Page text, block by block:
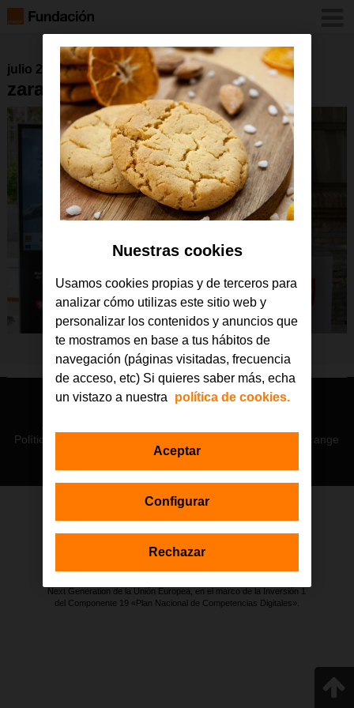
julio 2025
zaragoza1-1536×1024-1
© Orange 2026
Política de privacidad
Orange
Estas actuaciones forman parte de la iniciativa Generación D
la Función Pública a través de la Secretaría de Estado de
Next Generation de la Unión Europea, en el marco de la Inversión 1
del Componente 19 «Plan Nacional de Competencias Digitales».
Nuestras cookies
Usamos cookies propias y de terceros para
analizar cómo utilizas este sitio web y
personalizar los contenidos y anuncios que
te mostramos en base a tus hábitos de
navegación (páginas visitadas, frecuencia
de acceso, etc) Si quieres saber más, echa
un vistazo a nuestra
política de cookies.
Configurar
Rechazar
Aceptar